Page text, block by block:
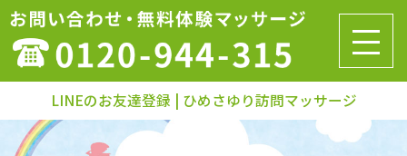
LINEのお友達登録 | ひめさゆり訪問マッサージ